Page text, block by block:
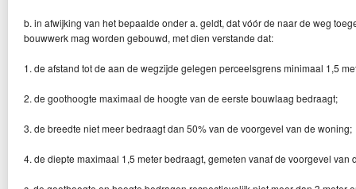
b. in afwijking van het bepaalde onder a. geldt, dat vóór de naar de weg
bouwwerk mag worden gebouwd, met dien verstande dat:
1. de afstand tot de aan de wegzijde gelegen perceelsgrens minimaal 1,5
2. de goothoogte maximaal de hoogte van de eerste bouwlaag bedraagt;
3. de breedte niet meer bedraagt dan 50% van de voorgevel van de woning;
4. de diepte maximaal 1,5 meter bedraagt, gemeten vanaf de voorgevel van